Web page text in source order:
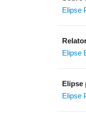
Elipse
Elipse
Elipse
Elipse